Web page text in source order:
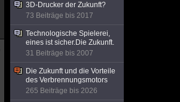
3D-Drucker der Zukunft?
73 Beiträge bis 2017
Technologische Spielerei,
eines ist sicher.Die Zukunft.
31 Beiträge bis 2007
Die Zukunft und die Vorteile
des Verbrennungsmotors
265 Beiträge bis 2026